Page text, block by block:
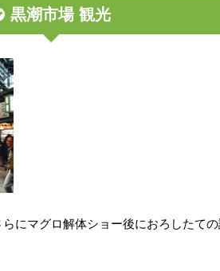
黒潮市場 観光
にマグロ解体ショー後におろしたて